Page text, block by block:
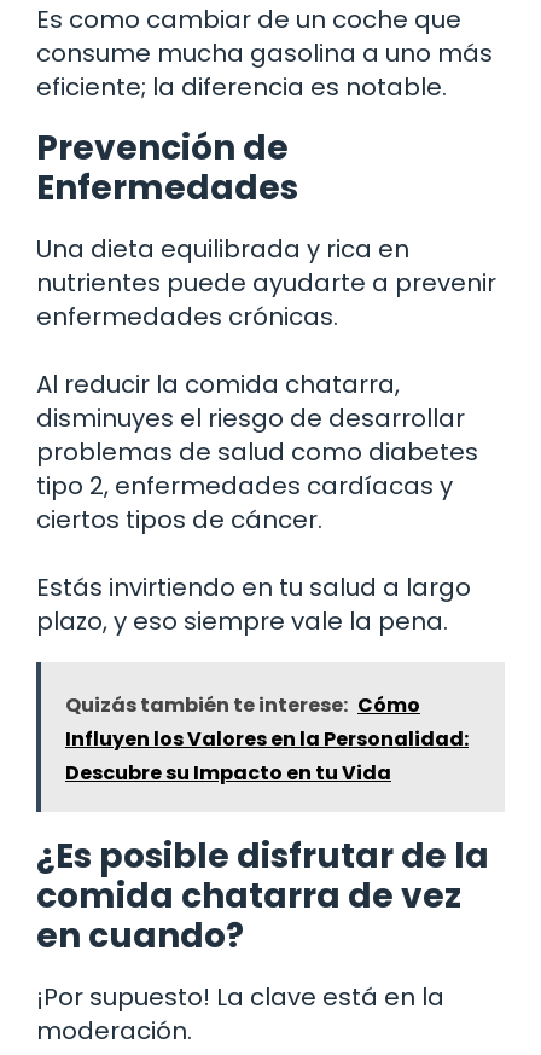
Es como cambiar de un coche que
consume mucha gasolina a uno más
eficiente; la diferencia es notable.
Prevención de
Enfermedades
Una dieta equilibrada y rica en
nutrientes puede ayudarte a prevenir
enfermedades crónicas.
Al reducir la comida chatarra,
disminuyes el riesgo de desarrollar
problemas de salud como diabetes
tipo 2, enfermedades cardíacas y
ciertos tipos de cáncer.
Estás invirtiendo en tu salud a largo
plazo, y eso siempre vale la pena.
Quizás también te interese: Cómo
Influyen los Valores en la Personalidad:
Descubre su Impacto en tu Vida
¿Es posible disfrutar de la
comida chatarra de vez
en cuando?
¡Por supuesto! La clave está en la
moderación.